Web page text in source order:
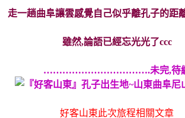
走一趟曲阜讓雲感覺自己似乎離孔子的距
雖然,論語已經忘光光了ccc
…………………………….未完,待
好客山東此次旅程相關文章